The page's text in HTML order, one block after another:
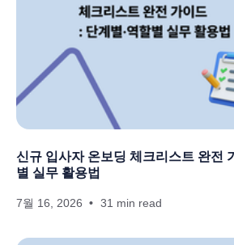
신규 입사자 온보딩 체크리스트 완전
별 실무 활용법
7월 16, 2026 31 min read